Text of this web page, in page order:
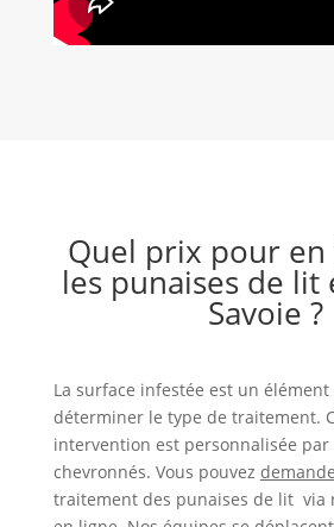
Quel prix pour en
les punaises de lit
Savoie ?
La surface infestée est un
déterminer le type de traitement.
intervention est personnalisée par
chevronnés. Vous pouvez
traitement des punaises de lit via